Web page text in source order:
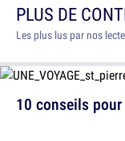
PLUS DE
Les plus lus par nos
10 conseils